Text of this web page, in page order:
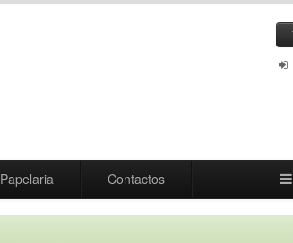
Papelaria Contactos